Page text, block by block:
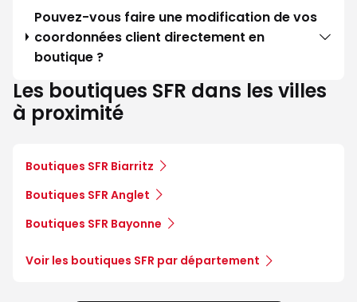
Pouvez-vous faire une modification de vos
coordonnées client directement en
boutique ?
Les boutiques SFR dans les villes
à proximité
Boutiques SFR Biarritz
Boutiques SFR Anglet
Boutiques SFR Bayonne
Voir les boutiques SFR par département